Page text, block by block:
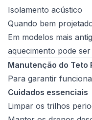
Isolamento acústico
Quando bem
Em modelos mais
aquecimento pode ser
Manutenção do Teto
Para garantir
Cuidados essenciais
Limpar os trilhos